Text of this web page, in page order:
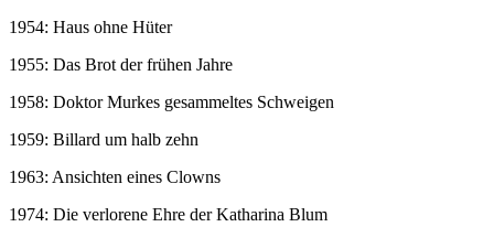
1954: Haus ohne Hüter
1955: Das Brot der frühen Jahre
1958: Doktor Murkes gesammeltes Schweigen
1959: Billard um halb zehn
1963: Ansichten eines Clowns
1974: Die verlorene Ehre der Katharina Blum